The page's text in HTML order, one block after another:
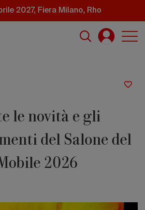
2027, Fiera Milano, Rho
le novità e gli
del Salone del
2026